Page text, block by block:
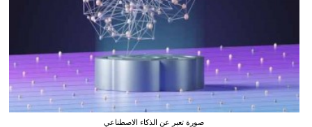
صورة تعبر عن الذكاء الاصطناعي